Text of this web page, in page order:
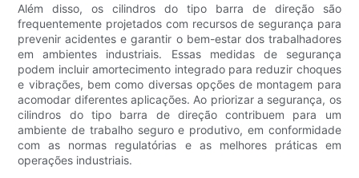
Além disso, os cilindros do tipo barra de direção são
frequentemente projetados com recursos de segurança para
prevenir acidentes e garantir o bem-estar dos trabalhadores
em ambientes industriais. Essas medidas de segurança
podem incluir amortecimento integrado para reduzir choques
e vibrações, bem como diversas opções de montagem para
acomodar diferentes aplicações. Ao priorizar a segurança, os
cilindros do tipo barra de direção contribuem para um
ambiente de trabalho seguro e produtivo, em conformidade
com as normas regulatórias e as melhores práticas em
operações industriais.